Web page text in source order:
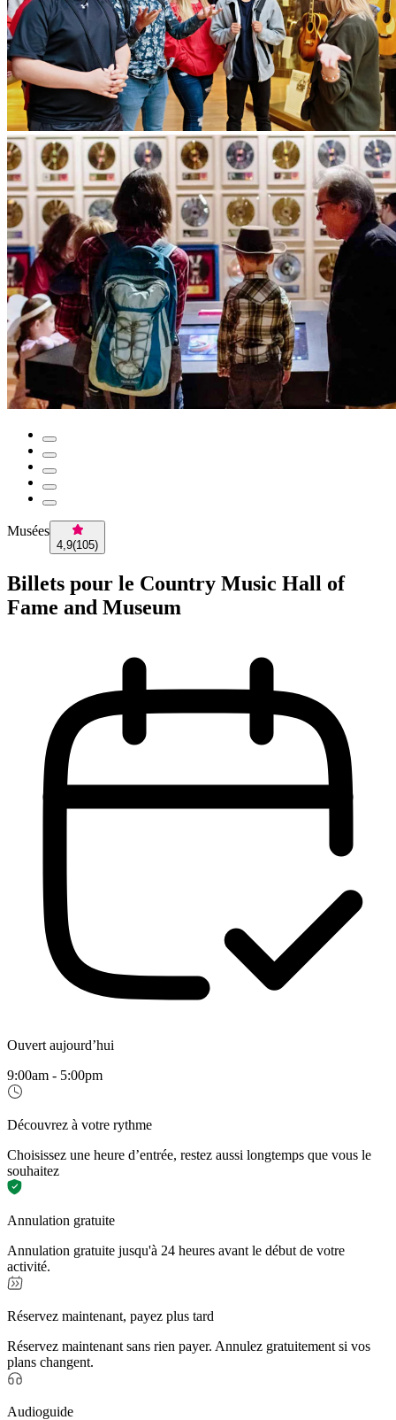
Musées
4,9(105)
Billets pour le Country Music Hall of
Fame and Museum
Ouvert aujourd’hui
9:00am - 5:00pm
Découvrez à votre rythme
Choisissez une heure d’entrée, restez aussi longtemps que vous le
souhaitez
Annulation gratuite
Annulation gratuite jusqu'à 24 heures avant le début de votre
activité.
Réservez maintenant, payez plus tard
Réservez maintenant sans rien payer. Annulez gratuitement si vos
plans changent.
Audioguide